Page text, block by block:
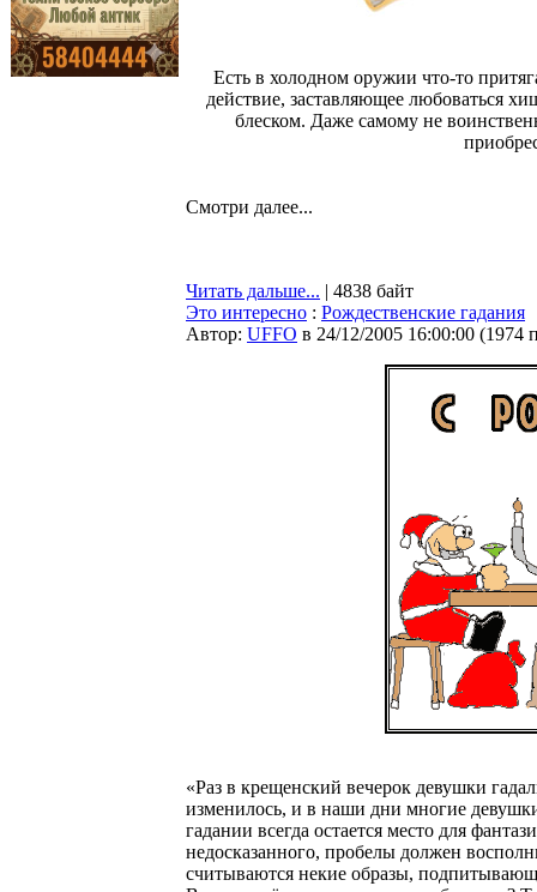
Есть в холодном оружии что-то
действие, заставляющее любоваться
блеском. Даже самому не
Смотри далее...
Читать дальше... | 4838 байт
Это интересно : Рождественские гадания
Автор: UFFO в 24/12/2005 16:00:00 (1974
«Раз в крещенский вечерок девушки
изменилось, и в наши дни многие
гадании всегда остается место для
недосказанного, пробелы должен
считываются некие образы,